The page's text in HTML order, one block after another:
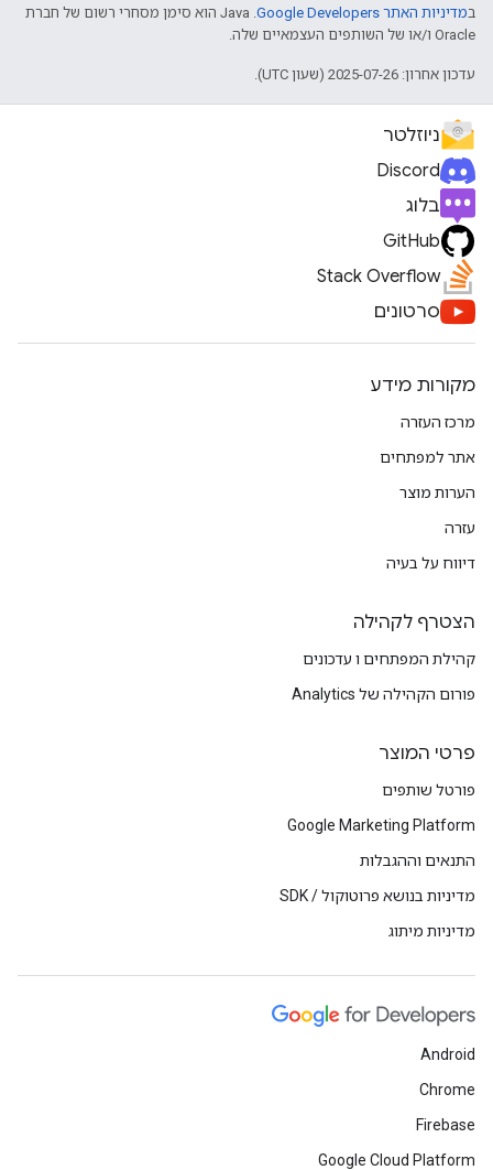
במדיניות האתר Google Developers‏
.‏ Java הוא סימן מסחרי רשום של חברת
Oracle ו/או של השותפים העצמאיים שלה.
עדכון אחרון: 2025-07-26 (שעון UTC).
ניוזלטר
Discord
בלוג
GitHub
Stack Overflow
סרטונים
מקורות מידע
מרכז העזרה
אתר למפתחים
הערות מוצר
עזרה
דיווח על בעיה
הצטרף לקהילה
קהילת המפתחים ו עדכונים
פורום הקהילה של Analytics
פרטי המוצר
פורטל שותפים
Google Marketing Platform
התנאים וההגבלות
מדיניות בנושא פרוטוקול / SDK
מדיניות מיתוג
Android
Chrome
Firebase
Google Cloud Platform